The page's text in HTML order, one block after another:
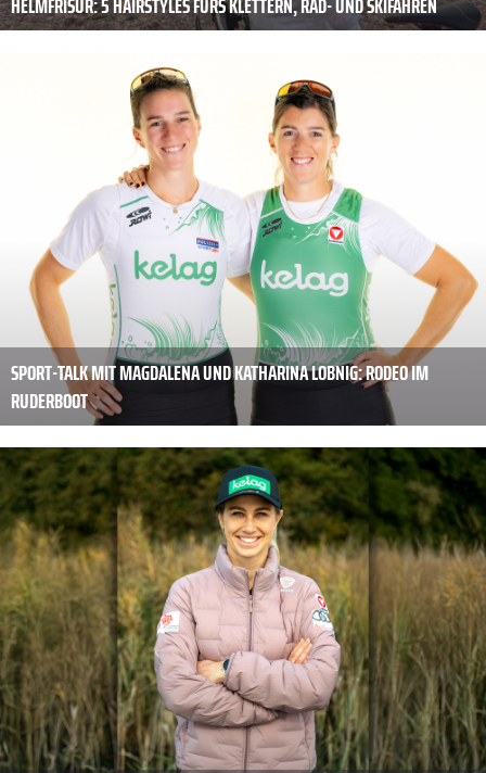
SPORT-TALK MIT MAGDALENA UND KATHARINA LOBNIG: RODEO IM
RUDERBOOT